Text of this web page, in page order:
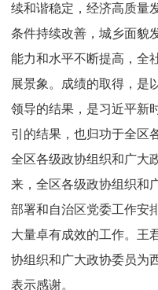
续和谐稳定，经济高质量
条件持续改善，城乡面貌
能力和水平不断提高，全
展景象。成绩的取得，是
领导的结果，是习近平新
引的结果，也归功于全区
全区各级政协组织和广大
来，全区各级政协组织和
部署和自治区党委工作安
大量卓有成效的工作。王
协组织和广大政协委员为
表示感谢。